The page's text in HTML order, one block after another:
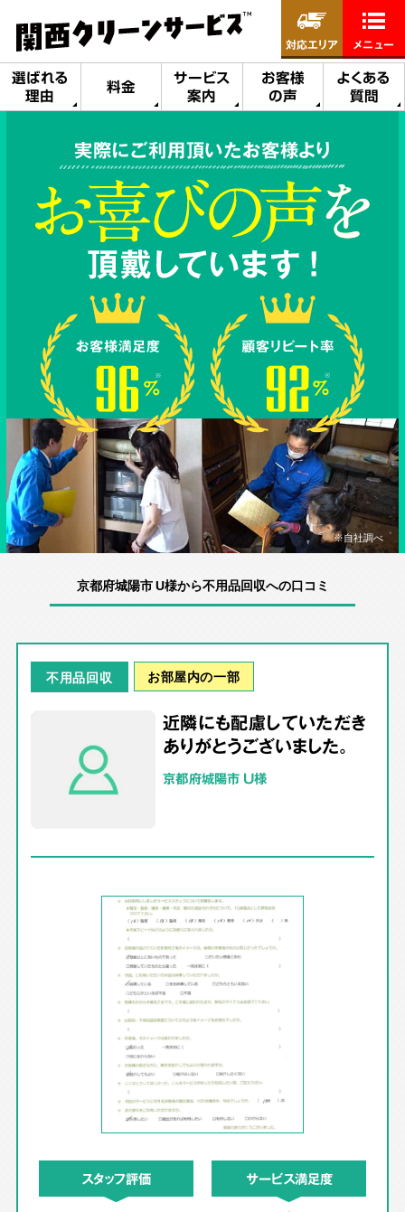
選ばれる
理由
料金
サービス
案内
お客様
の声
よくある
質問
対応エリア メニュー
実際にご利用頂いたお客様より
※自社調べ
京都府城陽市 U様から不用品回収への口コミ
不用品回収 お部屋内の一部
近隣にも配慮していただき
ありがとうございました。
京都府城陽市 U様
スタッフ評価 サービス満足度